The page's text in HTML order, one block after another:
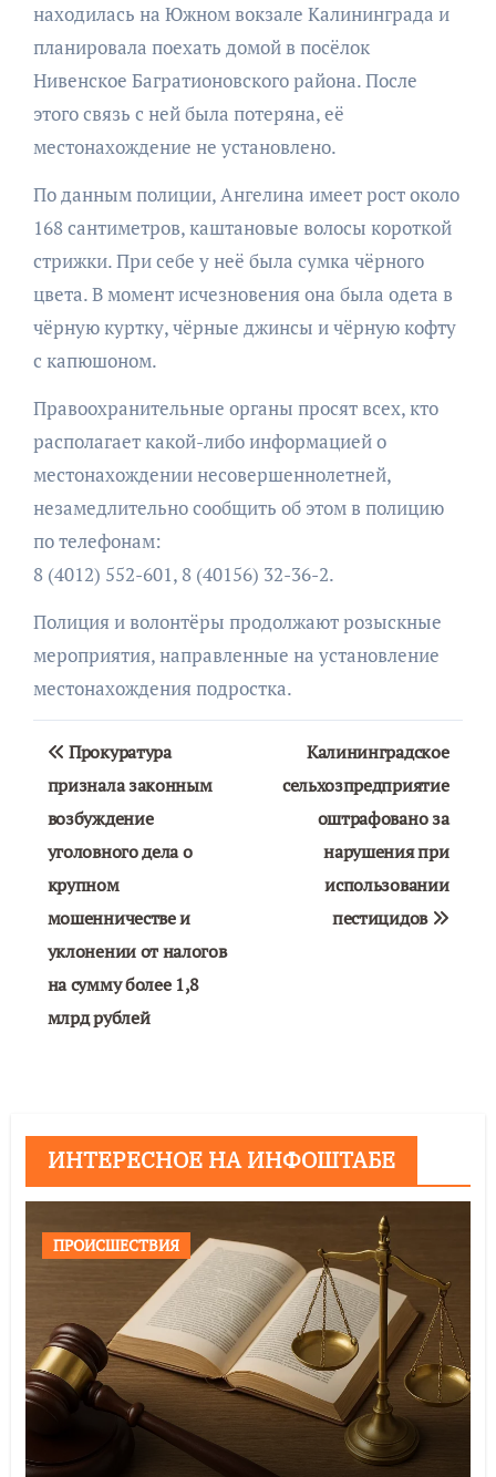
находилась на Южном вокзале Калининграда и
планировала поехать домой в посёлок
Нивенское Багратионовского района. После
этого связь с ней была потеряна, её
местонахождение не установлено.
По данным полиции, Ангелина имеет рост около
168 сантиметров, каштановые волосы короткой
стрижки. При себе у неё была сумка чёрного
цвета. В момент исчезновения она была одета в
чёрную куртку, чёрные джинсы и чёрную кофту
с капюшоном.
Правоохранительные органы просят всех, кто
располагает какой-либо информацией о
местонахождении несовершеннолетней,
незамедлительно сообщить об этом в полицию
по телефонам:
8 (4012) 552-601, 8 (40156) 32-36-2.
Полиция и волонтёры продолжают розыскные
мероприятия, направленные на установление
местонахождения подростка.
Навигация
по
записям
Прокуратура
признала законным
возбуждение
уголовного дела о
крупном
мошенничестве и
уклонении от налогов
на сумму более 1,8
млрд рублей
Калининградское
сельхозпредприятие
оштрафовано за
нарушения при
использовании
пестицидов
ИНТЕРЕСНОЕ НА ИНФОШТАБЕ
ПРОИСШЕСТВИЯ